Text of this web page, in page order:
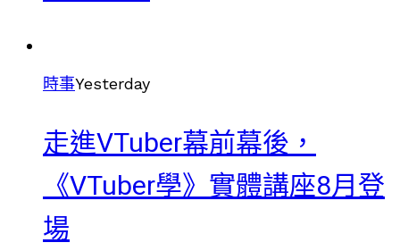
時事Yesterday
走進VTuber幕前幕後，
《VTuber學》實體講座8月登
場